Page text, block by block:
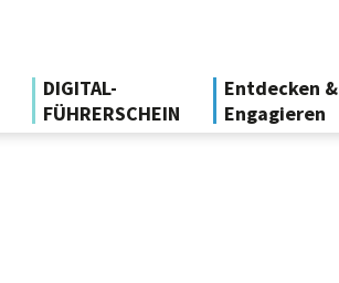
DIGITAL-
FÜHRERSCHEIN
Entdecken &
Engagieren